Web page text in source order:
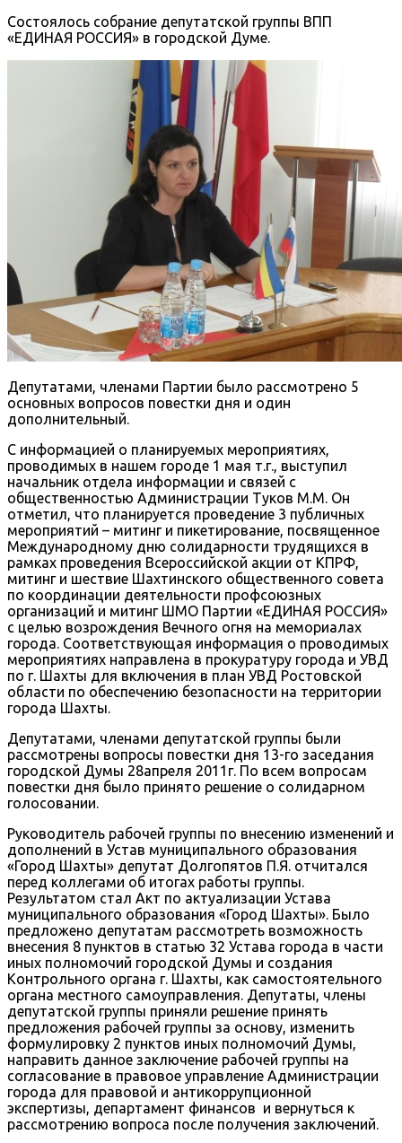
Состоялось собрание депутатской группы ВПП
«ЕДИНАЯ РОССИЯ» в городской Думе.
Депутатами, членами Партии было рассмотрено 5
основных вопросов повестки дня и один
дополнительный.
С информацией о планируемых мероприятиях,
проводимых в нашем городе 1 мая т.г., выступил
начальник отдела информации и связей с
общественностью Администрации Туков М.М. Он
отметил, что планируется проведение 3 публичных
мероприятий – митинг и пикетирование, посвященное
Международному дню солидарности трудящихся в
рамках проведения Всероссийской акции от КПРФ,
митинг и шествие Шахтинского общественного совета
по координации деятельности профсоюзных
организаций и митинг ШМО Партии «ЕДИНАЯ РОССИЯ»
с целью возрождения Вечного огня на мемориалах
города. Соответствующая информация о проводимых
мероприятиях направлена в прокуратуру города и УВД
по г. Шахты для включения в план УВД Ростовской
области по обеспечению безопасности на территории
города Шахты.
Депутатами, членами депутатской группы были
рассмотрены вопросы повестки дня 13-го заседания
городской Думы 28апреля 2011г. По всем вопросам
повестки дня было принято решение о солидарном
голосовании.
Руководитель рабочей группы по внесению изменений и
дополнений в Устав муниципального образования
«Город Шахты» депутат Долгопятов П.Я. отчитался
перед коллегами об итогах работы группы.
Результатом стал Акт по актуализации Устава
муниципального образования «Город Шахты». Было
предложено депутатам рассмотреть возможность
внесения 8 пунктов в статью 32 Устава города в части
иных полномочий городской Думы и создания
Контрольного органа г. Шахты, как самостоятельного
органа местного самоуправления. Депутаты, члены
депутатской группы приняли решение принять
предложения рабочей группы за основу, изменить
формулировку 2 пунктов иных полномочий Думы,
направить данное заключение рабочей группы на
согласование в правовое управление Администрации
города для правовой и антикоррупционной
экспертизы, департамент финансов и вернуться к
рассмотрению вопроса после получения заключений.